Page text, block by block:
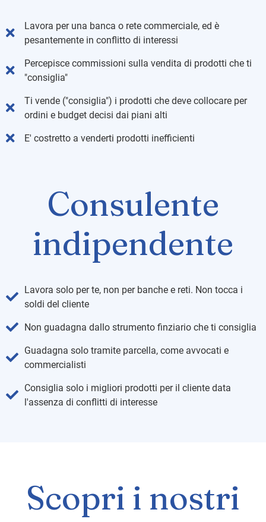
Lavora per una banca o rete commerciale, ed è
pesantemente in conflitto di interessi
Percepisce commissioni sulla vendita di prodotti che ti
"consiglia"
Ti vende ("consiglia") i prodotti che deve collocare per
ordini e budget decisi dai piani alti
E' costretto a venderti prodotti inefficienti
Consulente
indipendente
Lavora solo per te, non per banche e reti. Non tocca i
soldi del cliente
Non guadagna dallo strumento finziario che ti consiglia
Guadagna solo tramite parcella, come avvocati e
commercialisti
Consiglia solo i migliori prodotti per il cliente data
l'assenza di conflitti di interesse
Scopri i nostri